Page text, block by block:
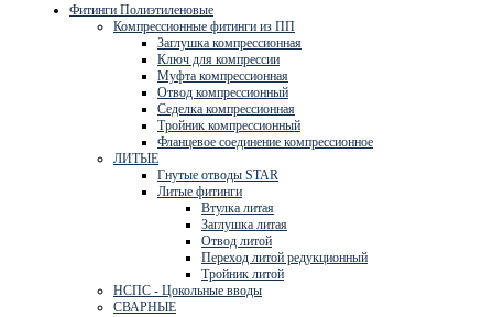
Фитинги Полиэтиленовые
Компрессионные фитинги из ПП
Заглушка компрессионная
Ключ для компрессии
Муфта компрессионная
Отвод компрессионный
Седелка компрессионная
Тройник компрессионный
Фланцевое соединение компрессионное
ЛИТЫЕ
Гнутые отводы STAR
Литые фитинги
Втулка литая
Заглушка литая
Отвод литой
Переход литой редукционный
Тройник литой
НСПС - Цокольные вводы
СВАРНЫЕ